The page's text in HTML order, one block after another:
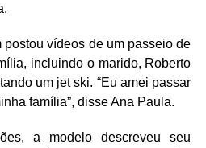
postou vídeos de um passeio de
incluindo o marido, Roberto
um jet ski. “Eu amei passar
família”, disse Ana Paula.
a modelo descreveu seu